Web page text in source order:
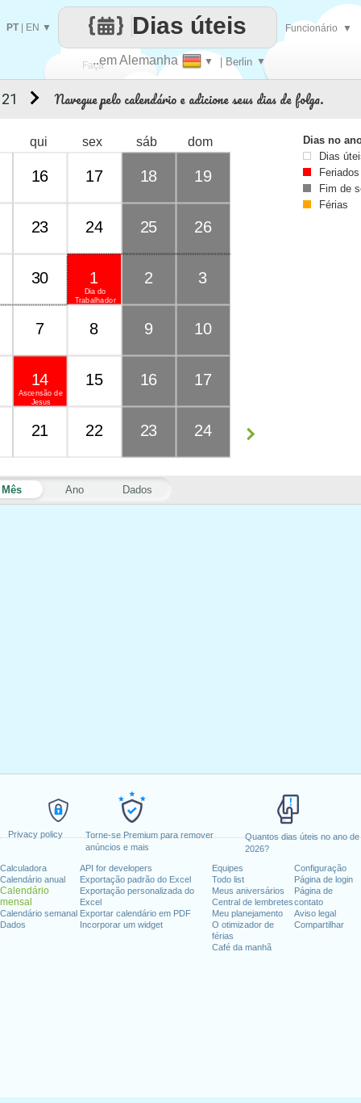
Privacy policy
Torne-se Premium para remover
anúncios e mais
Quantos dias úteis no ano de
2026?
Calculadora
Calendário anual
Calendário
mensal
Calendário semanal
Dados
API for developers
Exportação padrão do Excel
Exportação personalizada do
Excel
Exportar calendário em PDF
Incorporar um widget
Equipes
Todo list
Meus aniversários
Central de lembretes
Meu planejamento
O otimizador de
férias
Café da manhã
Configuração
Página de login
Página de
contato
Aviso legal
Compartilhar
Faça..em Alemanha ▼ | Berlin ▼
Dias úteis
PT| EN ▼ Funcionário ▼
Navegue pelo calendário e adicione seus dias de folga.
Mês Ano Dados
qui sex sáb dom
16 17 18 19
23 24 25 26
30
Dia do
Trabalhador
1 2 3
7 8 9 10
Ascensão de
Jesus
14 15 16 17
21 22 23 24
Dias no
Dias
Feriados
Fim de
Férias